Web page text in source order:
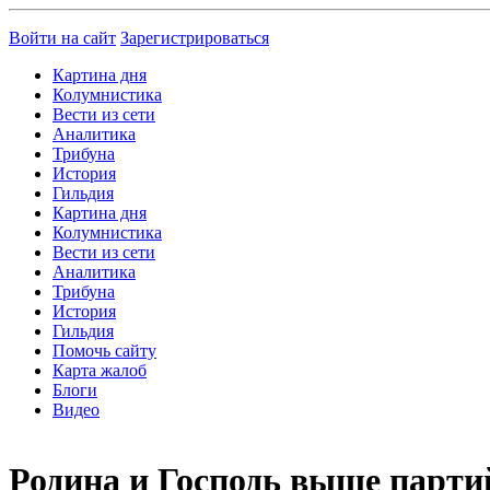
Войти на сайт Зарегистрироваться
Картина дня
Колумнистика
Вести из сети
Аналитика
Трибуна
История
Гильдия
Картина дня
Колумнистика
Вести из сети
Аналитика
Трибуна
История
Гильдия
Помочь сайту
Карта жалоб
Блоги
Видео
Родина и Господь выше